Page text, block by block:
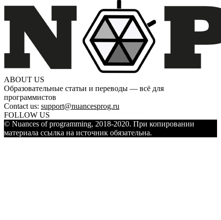
ABOUT US
Образовательные статьи и переводы — всё для
программистов
Contact us: support@nuancesprog.ru
FOLLOW US
© Nuances of programming, 2018-2020. При копировании
материала ссылка на источник обязательна.